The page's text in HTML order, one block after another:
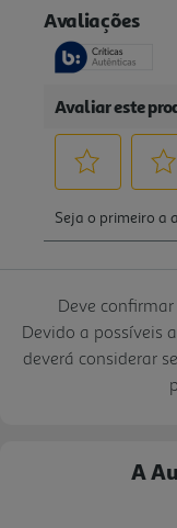
Deve
Devido a possíveis
deverá considerar
A